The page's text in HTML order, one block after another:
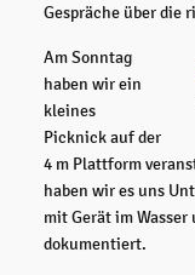
Gespräche über die
Am Sonntag
haben wir ein
kleines
Picknick auf der
4 m Plattform
haben wir es uns
mit Gerät im
dokumentiert.